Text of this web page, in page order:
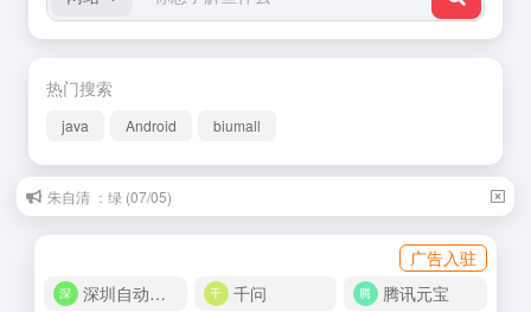
热门搜索
java Android biumall
朱自清 ：绿 (07/05)
广告入驻
深圳自动化商城
千问 腾讯元宝